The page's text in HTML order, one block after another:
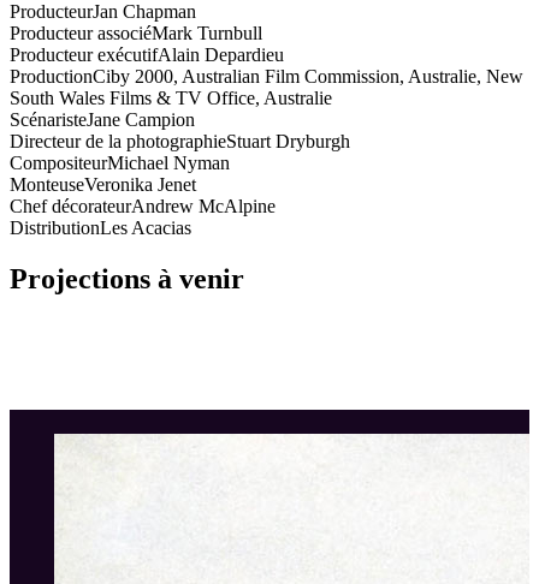
ProducteurJan Chapman
Producteur associéMark Turnbull
Producteur exécutifAlain Depardieu
ProductionCiby 2000, Australian Film Commission, Australie, New
South Wales Films & TV Office, Australie
ScénaristeJane Campion
Directeur de la photographieStuart Dryburgh
CompositeurMichael Nyman
MonteuseVeronika Jenet
Chef décorateurAndrew McAlpine
DistributionLes Acacias
Projections à venir